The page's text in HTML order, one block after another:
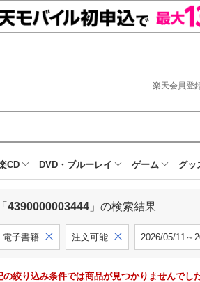
楽天会員登
CD DVD・ブルーレイ ゲーム グッ
「 4390000003444 」の検索結果
電子書籍 注文可能 2026/05/11～
の絞り込み条件では商品が見つかりませんでした